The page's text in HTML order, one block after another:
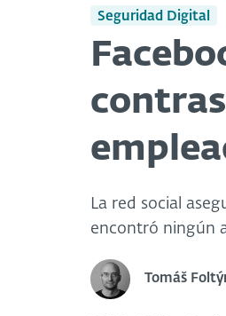
Seguridad Digital
La red social
encontró ningún
Tomáš